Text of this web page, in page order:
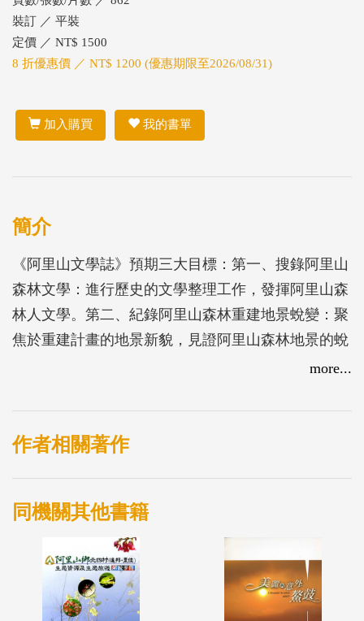
裝訂 ／ 平裝
定價 ／ NT$ 1500
8 折優惠價 ／ NT$ 1200 (優惠期限至2026/08/31)
加入購買 我的書單
簡介
《阿里山文學誌》預期三大目標：第一、搜錄阿里山
森林文學：進行歷史的文學整理工作，發揮阿里山森
林人文學。第二、紀錄阿里山森林重建地景蛻變：聚
焦於重建計畫的地景新貌，見證阿里山森林地景的蛻
變與重生。第三、發掘阿里山鐵路興建的文化價值。
深入人與森林土地的關係。本書所記憶的時光和歷
史，是對土地經驗的記憶，透過人文的腳步，深化對
more...
作者相關著作
同機關其他書籍